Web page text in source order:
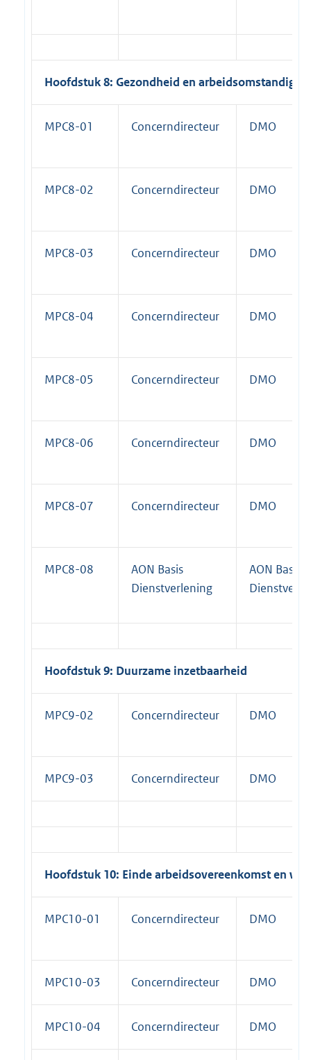
Hoofdstuk 8: Gezondheid en
MPC8-01 Concerndirecteur DMO
MPC8-02 Concerndirecteur DMO
MPC8-03 Concerndirecteur DMO
MPC8-04 Concerndirecteur DMO
MPC8-05 Concerndirecteur DMO
MPC8-06 Concerndirecteur DMO
MPC8-07 Concerndirecteur DMO
MPC8-08
AON Basis
Dienstverlening
AON Basis
Hoofdstuk 9: Duurzame inzetbaarheid
MPC9-02 Concerndirecteur DMO
MPC9-03 Concerndirecteur DMO
Hoofdstuk 10: Einde arbeidsovereenkomst en
MPC10-01 Concerndirecteur DMO
MPC10-03 Concerndirecteur DMO
MPC10-04 Concerndirecteur DMO